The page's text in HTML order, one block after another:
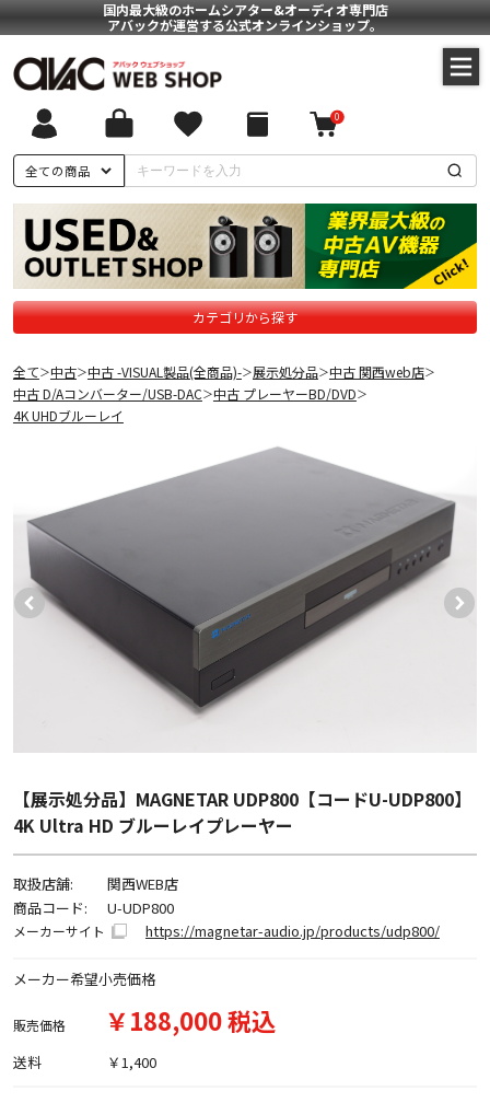
国内最大級のホームシアター&オーディオ専門店
アバックが運営する公式オンラインショップ。
全ての商品
0
カテゴリから探す
全て＞中古＞中古 -VISUAL製品(全商品)-＞展示処分品＞中古 関西web店＞
中古 D/Aコンバーター/USB-DAC＞中古 プレーヤーBD/DVD＞
4K UHDブルーレイ
【展示処分品】MAGNETAR UDP800【コードU-UDP800】
4K Ultra HD ブルーレイプレーヤー
取扱店舗:
関西WEB店
商品コード:
U-UDP800
メーカーサイト https://magnetar-audio.jp/products/udp800/
メーカー希望小売価格
販売価格 ￥188,000 税込
送料 ￥1,400